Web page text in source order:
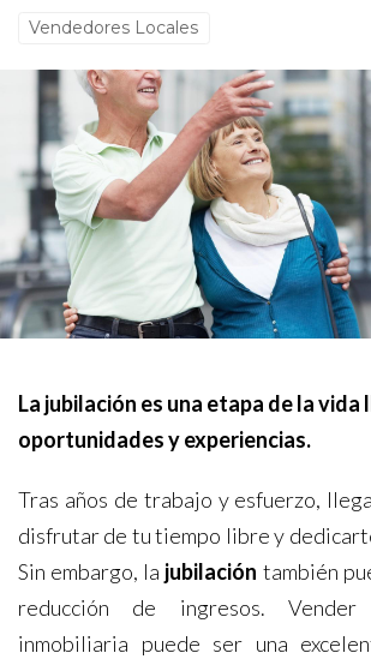
Vendedores Locales
La jubilación es una etapa de la vida
oportunidades y experiencias.
Tras años de trabajo y esfuerzo,
disfrutar de tu tiempo libre y
Sin embargo, la jubilación también
reducción de ingresos.
inmobiliaria puede ser una